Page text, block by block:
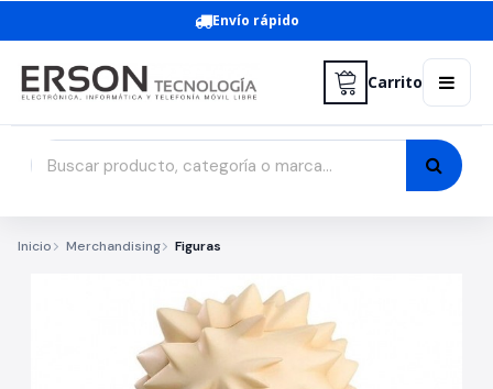
Envío rápido
Carrito
Inicio Merchandising Figuras